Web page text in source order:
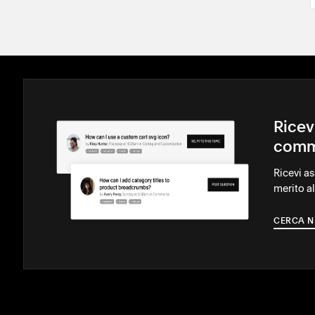
Ricevi
merito
CERCA